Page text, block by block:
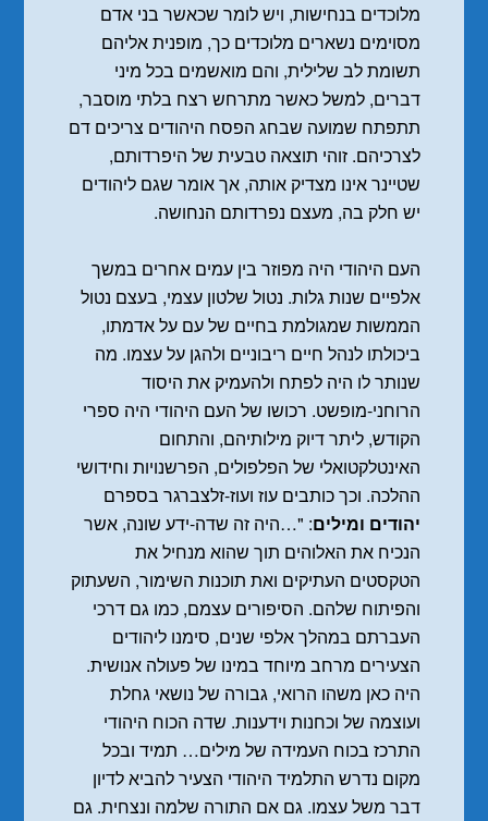
מלוכדים בנחישות, ויש לומר שכאשר בני אדם
מסוימים נשארים מלוכדים כך, מופנית אליהם
תשומת לב שלילית, והם מואשמים בכל מיני
דברים, למשל כאשר מתרחש רצח בלתי מוסבר,
תתפתח שמועה שבחג הפסח היהודים צריכים דם
לצרכיהם. זוהי תוצאה טבעית של היפרדותם,
שטיינר אינו מצדיק אותה, אך אומר שגם ליהודים
יש חלק בה, מעצם נפרדותם הנחושה.
העם היהודי היה מפוזר בין עמים אחרים במשך
אלפיים שנות גלות. נטול שלטון עצמי, בעצם נטול
הממשות שמגולמת בחיים של עם על אדמתו,
ביכולתו לנהל חיים ריבוניים ולהגן על עצמו. מה
שנותר לו היה לפתח ולהעמיק את היסוד
הרוחני-מופשט. רכושו של העם היהודי היה ספרי
הקודש, ליתר דיוק מילותיהם, והתחום
האינטלקטואלי של הפלפולים, הפרשנויות וחידושי
ההלכה. וכך כותבים עוז ועוז-זלצברגר בספרם
יהודים ומילים: "…היה זה שדה-ידע שונה, אשר
הנכיח את האלוהים תוך שהוא מנחיל את
הטקסטים העתיקים ואת תוכנות השימור, השעתוק
והפיתוח שלהם. הסיפורים עצמם, כמו גם דרכי
העברתם במהלך אלפי שנים, סימנו ליהודים
הצעירים מרחב מיוחד במינו של פעולה אנושית.
היה כאן משהו הרואי, גבורה של נושאי גחלת
ועוצמה של וכחנות וידענות. שדה הכוח היהודי
התרכז בכוח העמידה של מילים… תמיד ובכל
מקום נדרש התלמיד היהודי הצעיר להביא לדיון
דבר משל עצמו. גם אם התורה שלמה ונצחית. גם